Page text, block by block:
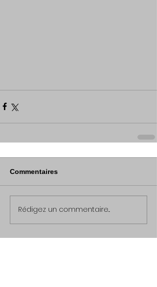
Commentaires
Rédigez un commentaire...